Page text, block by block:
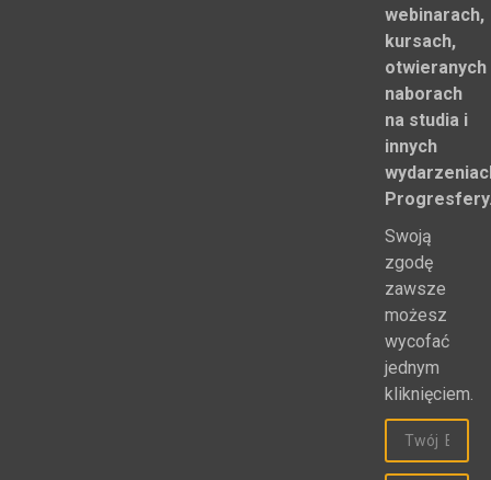
webinarach,
kursach,
otwieranych
naborach
na studia i
innych
Swoją
zgodę
zawsze
możesz
wycofać
jednym
kliknięciem.